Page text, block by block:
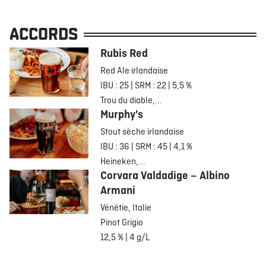
ACCORDS
Rubis Red
Red Ale irlandaise
IBU : 25 | SRM : 22 | 5,5 %
Trou du diable,...
Murphy's
Stout sèche irlandaise
IBU : 36 | SRM : 45 | 4,1 %
Heineken,...
Corvara Valdadige – Albino
Armani
Vénétie, Italie
Pinot Grigio
12,5 % | 4 g/L